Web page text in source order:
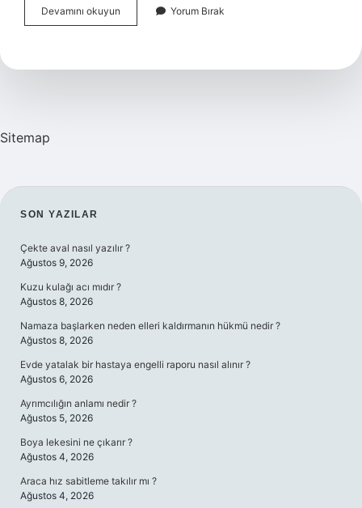
Devamını okuyun Eğitimde
Gösterge
Yorum Bırak
Sitemap
SIDEBAR
SON YAZILAR
Çekte aval nasıl yazılır ?
Ağustos 9, 2026
Kuzu kulağı acı mıdır ?
Ağustos 8, 2026
Namaza başlarken neden elleri kaldırmanın hükmü nedir ?
Ağustos 8, 2026
Evde yatalak bir hastaya engelli raporu nasıl alınır ?
Ağustos 6, 2026
Ayrımcılığın anlamı nedir ?
Ağustos 5, 2026
Boya lekesini ne çıkarır ?
Ağustos 4, 2026
Araca hız sabitleme takılır mı ?
Ağustos 4, 2026